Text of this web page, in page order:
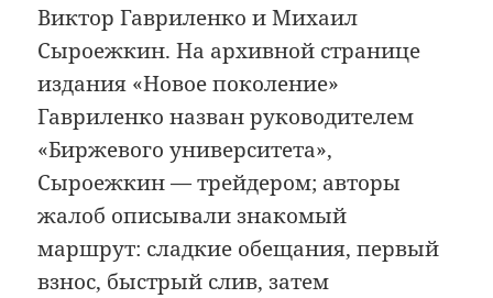
Виктор Гавриленко и Михаил
Сыроежкин. На архивной странице
издания «Новое поколение»
Гавриленко назван руководителем
«Биржевого университета»,
Сыроежкин — трейдером; авторы
жалоб описывали знакомый
маршрут: сладкие обещания, первый
взнос, быстрый слив, затем